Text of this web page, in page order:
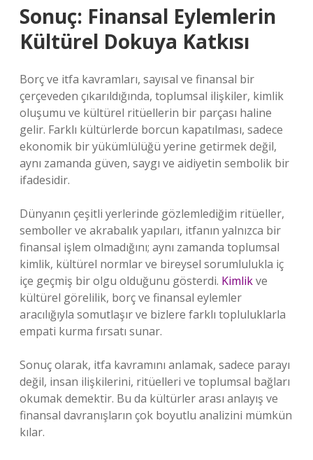
Sonuç: Finansal Eylemlerin
Kültürel Dokuya Katkısı
Borç ve itfa kavramları, sayısal ve finansal bir
çerçeveden çıkarıldığında, toplumsal ilişkiler, kimlik
oluşumu ve kültürel ritüellerin bir parçası haline
gelir. Farklı kültürlerde borcun kapatılması, sadece
ekonomik bir yükümlülüğü yerine getirmek değil,
aynı zamanda güven, saygı ve aidiyetin sembolik bir
ifadesidir.
Dünyanın çeşitli yerlerinde gözlemlediğim ritüeller,
semboller ve akrabalık yapıları, itfanın yalnızca bir
finansal işlem olmadığını; aynı zamanda toplumsal
kimlik, kültürel normlar ve bireysel sorumlulukla iç
içe geçmiş bir olgu olduğunu gösterdi. Kimlikve
kültürel görelilik, borç ve finansal eylemler
aracılığıyla somutlaşır ve bizlere farklı topluluklarla
empati kurma fırsatı sunar.
Sonuç olarak, itfa kavramını anlamak, sadece parayı
değil, insan ilişkilerini, ritüelleri ve toplumsal bağları
okumak demektir. Bu da kültürler arası anlayış ve
finansal davranışların çok boyutlu analizini mümkün
kılar.